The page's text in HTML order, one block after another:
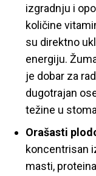
izgradnju i
količine
su direktno
energiju.
je dobar za
dugotrajan
težine u
Orašasti
koncentrisan
masti,